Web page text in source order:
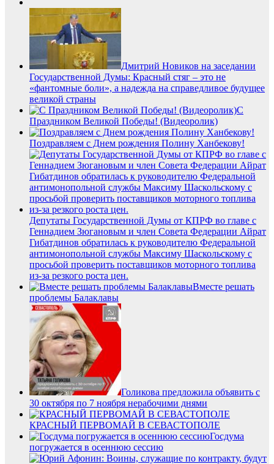
Дмитрий Новиков на заседании
Государственной Думы: Красный стяг – это не
«фантомные боли», а надежда на справедливое будущее
великой страны
С
Праздником Великой Победы! (Видеоролик)
Поздравляем с Днем рождения Полину Ханбекову!
Депутаты Государственной Думы от КПРФ во главе с
Геннадием Зюгановым и член Совета Федерации Айрат
Гибатдинов обратилась к руководителю Федеральной
антимонопольной службы Максиму Шаскольскому с
просьбой проверить поставщиков моторного топлива
из-за резкого роста цен.
Вместе решать
проблемы Балаклавы
Голикова предложила объявить с
30 октября по 7 ноября нерабочими днями
КРАСНЫЙ ПЕРВОМАЙ В СЕВАСТОПОЛЕ
Госдума
погружается в осеннюю сессию